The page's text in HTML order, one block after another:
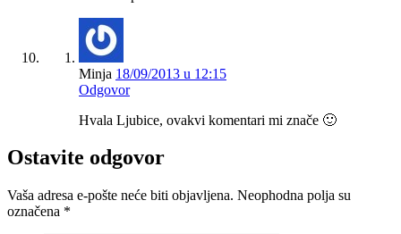
Minja 18/09/2013 u 12:15
Odgovor
Hvala Ljubice, ovakvi komentari mi znače 🙂
Ostavite odgovor
Vaša adresa e-pošte neće biti objavljena. Neophodna polja su
označena *